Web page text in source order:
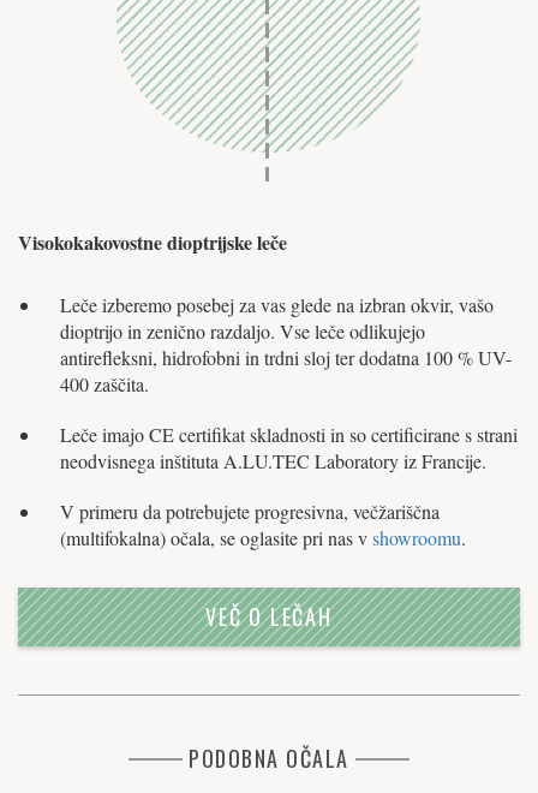
Visokokakovostne dioptrijske leče
Leče izberemo posebej za vas glede na izbran okvir, vašo
dioptrijo in zenično razdaljo. Vse leče odlikujejo
antirefleksni, hidrofobni in trdni sloj ter dodatna 100 % UV-
400 zaščita.
Leče imajo CE certifikat skladnosti in so certificirane s strani
neodvisnega inštituta A.LU.TEC Laboratory iz Francije.
V primeru da potrebujete progresivna, večžariščna
(multifokalna) očala, se oglasite pri nas vshowroomu.
VEČ O LEČAH
PODOBNA OČALA